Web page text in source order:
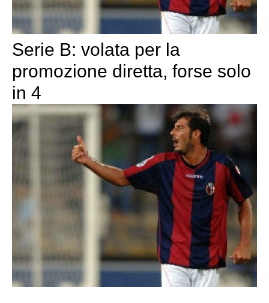
Serie B: volata per la
promozione diretta, forse solo
in 4